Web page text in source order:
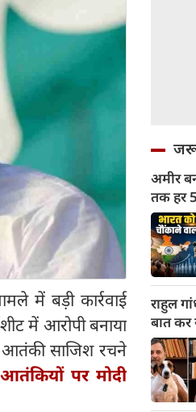
में बड़ी कार्रवाई
में आरोपी बनाया
साजिश रचने
पर मोदी
अमीर
तक हर
का
राहुल
बात